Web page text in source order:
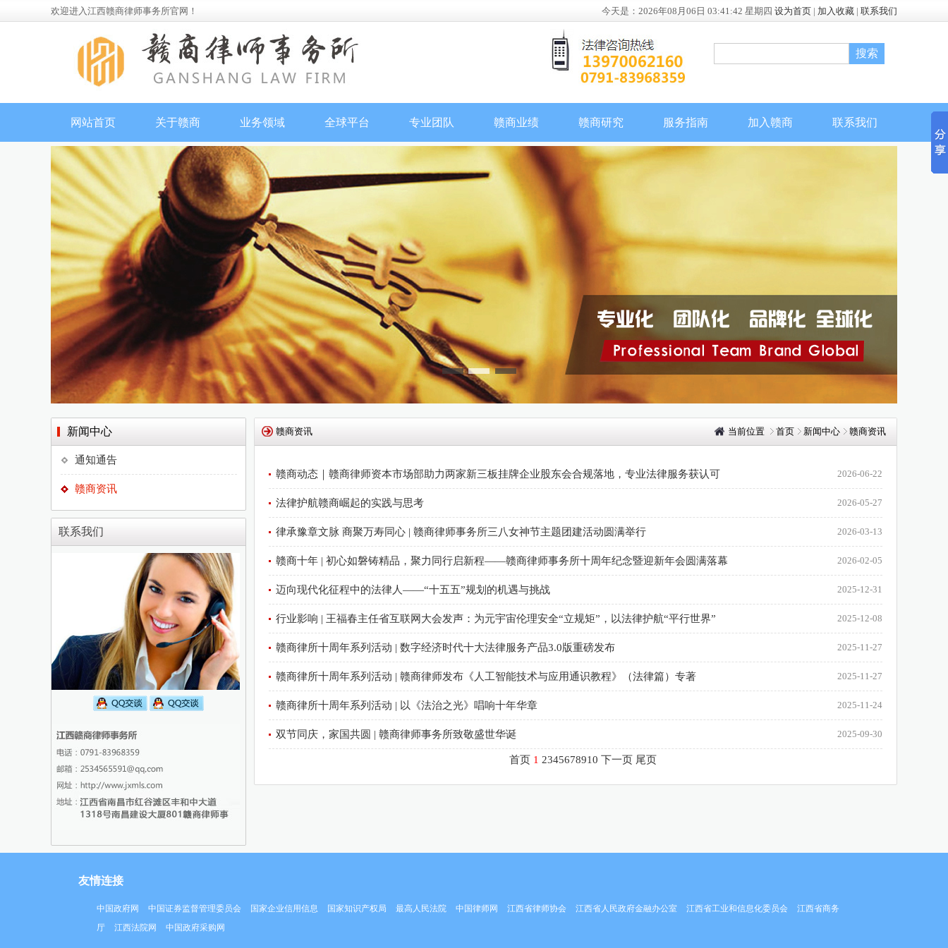
欢迎进入江西赣商律师事务所官网！ 今天是： 2026年08月06日 03:41:43 星期四 设为首页 | 加入收藏 | 联系我们
网站首页 关于赣商 业务领域 全球平台 专业团队 赣商业绩 赣商研究 服务指南 加入赣商 联系我们
新闻中心
通知通告
赣商资讯
赣商资讯 当前位置 首页 新闻中心 赣商资讯
赣商动态｜赣商律师资本市场部助力两家新三板挂牌企业股东会合规落地，专业法律服务获认可 2026-06-22
法律护航赣商崛起的实践与思考 2026-05-27
律承豫章文脉 商聚万寿同心 | 赣商律师事务所三八女神节主题团建活动圆满举行 2026-03-13
赣商十年 | 初心如磐铸精品，聚力同行启新程——赣商律师事务所十周年纪念暨迎新年会圆满落幕 2026-02-05
迈向现代化征程中的法律人——“十五五”规划的机遇与挑战 2025-12-31
行业影响 | 王福春主任省互联网大会发声：为元宇宙伦理安全“立规矩”，以法律护航“平行世界” 2025-12-08
赣商律所十周年系列活动 | 数字经济时代十大法律服务产品3.0版重磅发布 2025-11-27
赣商律所十周年系列活动 | 赣商律师发布《人工智能技术与应用通识教程》（法律篇）专著 2025-11-27
赣商律所十周年系列活动 | 以《法治之光》唱响十年华章 2025-11-24
双节同庆，家国共圆 | 赣商律师事务所致敬盛世华诞 2025-09-30
首页 1 2345678910 下一页 尾页
联系我们
友情连接
中国政府网 中国证券监督管理委员会 国家企业信用信息 国家知识产权局 最高人民法院 中国律师网 江西省律师协会 江西省人民政府金融办公室 江西省工业和信息化委员会
江西省商务
厅
江西法院网 中国政府采购网